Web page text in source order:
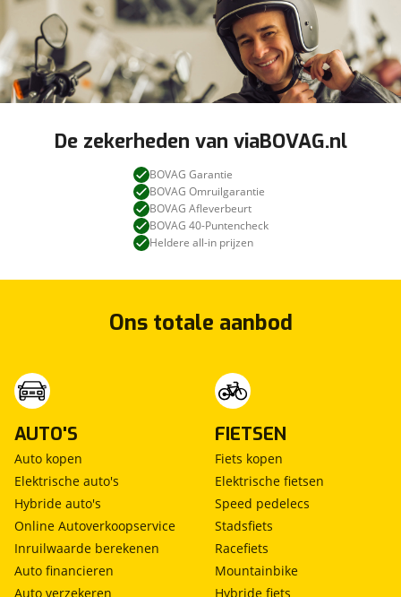
De zekerheden van viaBOVAG.nl
BOVAG Garantie
BOVAG Omruilgarantie
BOVAG Afleverbeurt
BOVAG 40-Puntencheck
Heldere all-in prijzen
Ons totale aanbod
AUTO'S
Auto kopen
Elektrische auto's
Hybride auto's
Online Autoverkoopservice
Inruilwaarde berekenen
Auto financieren
Auto verzekeren
FIETSEN
Fiets kopen
Elektrische fietsen
Speed pedelecs
Stadsfiets
Racefiets
Mountainbike
Hybride fiets